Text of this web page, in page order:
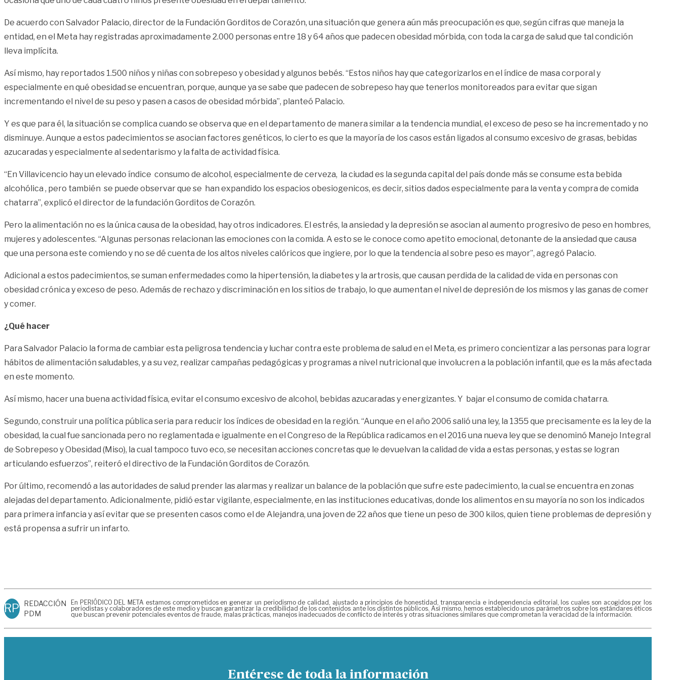
De acuerdo con Salvador Palacio, director de la Fundación Gorditos de Corazón, una situación que genera aún más preocupación es que, según cifras que maneja la
entidad, en el Meta hay registradas aproximadamente 2.000 personas entre 18 y 64 años que padecen obesidad mórbida, con toda la carga de salud que tal condición
lleva implícita.
Así mismo, hay reportados 1.500 niños y niñas con sobrepeso y obesidad y algunos bebés. “Estos niños hay que categorizarlos en el índice de masa corporal y
especialmente en qué obesidad se encuentran, porque, aunque ya se sabe que padecen de sobrepeso hay que tenerlos monitoreados para evitar que sigan
incrementando el nivel de su peso y pasen a casos de obesidad mórbida”, planteó Palacio.
Y es que para él, la situación se complica cuando se observa que en el departamento de manera similar a la tendencia mundial, el exceso de peso se ha incrementado y no
disminuye. Aunque a estos padecimientos se asocian factores genéticos, lo cierto es que la mayoría de los casos están ligados al consumo excesivo de grasas, bebidas
azucaradas y especialmente al sedentarismo y la falta de actividad física.
“En Villavicencio hay un elevado índice consumo de alcohol, especialmente de cerveza, la ciudad es la segunda capital del país donde más se consume esta bebida
alcohólica , pero también se puede observar que se han expandido los espacios obesiogenicos, es decir, sitios dados especialmente para la venta y compra de comida
chatarra”, explicó el director de la fundación Gorditos de Corazón.
Pero la alimentación no es la única causa de la obesidad, hay otros indicadores. El estrés, la ansiedad y la depresión se asocian al aumento progresivo de peso en hombres,
mujeres y adolescentes. “Algunas personas relacionan las emociones con la comida. A esto se le conoce como apetito emocional, detonante de la ansiedad que causa
que una persona este comiendo y no se dé cuenta de los altos niveles calóricos que ingiere, por lo que la tendencia al sobre peso es mayor”, agregó Palacio.
Adicional a estos padecimientos, se suman enfermedades como la hipertensión, la diabetes y la artrosis, que causan perdida de la calidad de vida en personas con
obesidad crónica y exceso de peso. Además de rechazo y discriminación en los sitios de trabajo, lo que aumentan el nivel de depresión de los mismos y las ganas de comer
y comer.
¿Qué hacer
Para Salvador Palacio la forma de cambiar esta peligrosa tendencia y luchar contra este problema de salud en el Meta, es primero concientizar a las personas para lograr
hábitos de alimentación saludables, y a su vez, realizar campañas pedagógicas y programas a nivel nutricional que involucren a la población infantil, que es la más afectada
en este momento.
Así mismo, hacer una buena actividad física, evitar el consumo excesivo de alcohol, bebidas azucaradas y energizantes. Y bajar el consumo de comida chatarra.
Segundo, construir una política pública seria para reducir los índices de obesidad en la región. “Aunque en el año 2006 salió una ley, la 1355 que precisamente es la ley de la
obesidad, la cual fue sancionada pero no reglamentada e igualmente en el Congreso de la República radicamos en el 2016 una nueva ley que se denominó Manejo Integral
de Sobrepeso y Obesidad (Miso), la cual tampoco tuvo eco, se necesitan acciones concretas que le devuelvan la calidad de vida a estas personas, y estas se logran
articulando esfuerzos”, reiteró el directivo de la Fundación Gorditos de Corazón.
Por último, recomendó a las autoridades de salud prender las alarmas y realizar un balance de la población que sufre este padecimiento, la cual se encuentra en zonas
alejadas del departamento. Adicionalmente, pidió estar vigilante, especialmente, en las instituciones educativas, donde los alimentos en su mayoría no son los indicados
para primera infancia y así evitar que se presenten casos como el de Alejandra, una joven de 22 años que tiene un peso de 300 kilos, quien tiene problemas de depresión y
está propensa a sufrir un infarto.
RP REDACCIÓN
PDM
En PERIÓDICO DEL META estamos comprometidos en generar un periodismo de calidad, ajustado a principios de honestidad, transparencia e independencia editorial, los cuales son acogidos por los
periodistas y colaboradores de este medio y buscan garantizar la credibilidad de los contenidos ante los distintos públicos. Así mismo, hemos establecido unos parámetros sobre los estándares éticos
que buscan prevenir potenciales eventos de fraude, malas prácticas, manejos inadecuados de conflicto de interés y otras situaciones similares que comprometan la veracidad de la información.
Entérese de toda la información